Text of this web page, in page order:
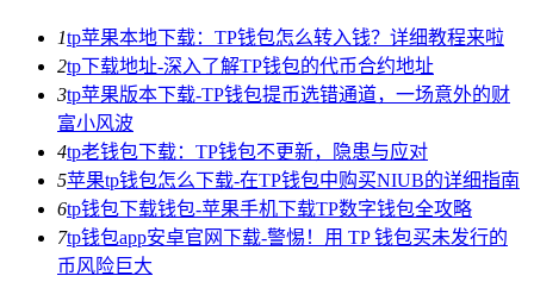
1tp苹果本地下载：TP钱包怎么转入钱？详细教程来啦
2tp下载地址-深入了解TP钱包的代币合约地址
3tp苹果版本下载-TP钱包提币选错通道，一场意外的财
富小风波
4tp老钱包下载：TP钱包不更新，隐患与应对
5苹果tp钱包怎么下载-在TP钱包中购买NIUB的详细指南
6tp钱包下载钱包-苹果手机下载TP数字钱包全攻略
7tp钱包app安卓官网下载-警惕！用 TP 钱包买未发行的
币风险巨大